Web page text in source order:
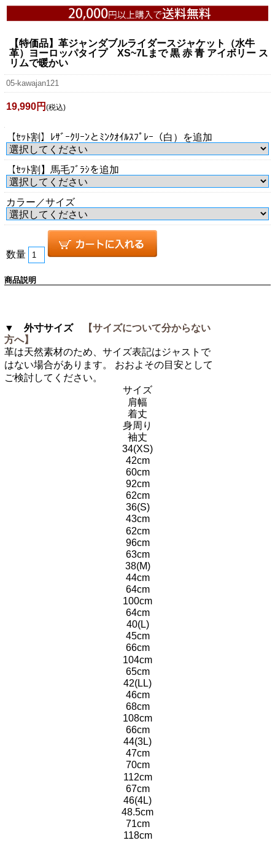
【特価品】革ジャンダブルライダースジャケット（水牛
革）ヨーロッパタイプ XS~7Lまで 黒 赤 青 アイボリー ス
リムで暖かい
05-kawajan121
19,990円 (税込)
【ｾｯﾄ割】ﾚｻﾞｰｸﾘｰﾝとﾐﾝｸｵｲﾙｽﾌﾟﾚｰ（白）を追加
【ｾｯﾄ割】馬毛ﾌﾞﾗｼを追加
カラー／サイズ
数量
商品説明
▼ 外寸サイズ
【サイズについて分からない
方へ】
革は天然素材のため、サイズ表記はジャストで
はない場合があります。 おおよその目安として
ご検討してください。
サイズ
肩幅
着丈
身周り
袖丈
34(XS)
42cm
60cm
92cm
62cm
36(S)
43cm
62cm
96cm
63cm
38(M)
44cm
64cm
100cm
64cm
40(L)
45cm
66cm
104cm
65cm
42(LL)
46cm
68cm
108cm
66cm
44(3L)
47cm
70cm
112cm
67cm
46(4L)
48.5cm
71cm
118cm